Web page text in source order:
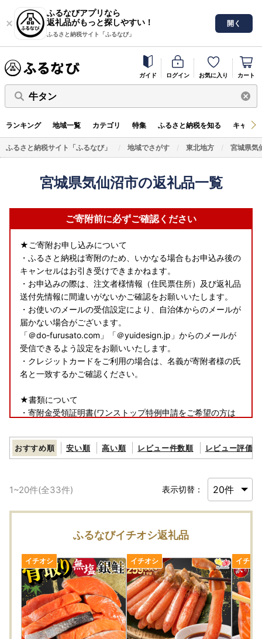
ふるなびアプリなら
返礼品がもっと探しやすい！
ふるさと納税サイト「ふるなび」
開く
ガイド ログイン お気に入り カート
牛タン
ランキング 地域一覧 カテゴリ 特集 ふるさと納税を知る キャン
ふるさと納税サイト「ふるなび」 地域でさがす 東北地方 宮城県気
宮城県気仙沼市の返礼品一覧
ご寄附前に必ずご確認ください
★ご寄附お申し込みについて
・ふるさと納税は寄附のため、いかなる場合もお申込み後の
キャンセルはお引き受けできまかねます。
・お申込みの際は、注文者様情報（住民票住所）及び返礼品
送付先情報に間違いがないかご確認をお願いいたします。
・お使いのメールの受信設定により、自治体からのメールが
届かない場合がございます。
「＠do-furusato.com」「＠yuidesign.jp」からのメールが
受信できるよう設定をお願いいたします。
・クレジットカードをご利用の場合は、名義が寄附者様の氏
名と一致するかご確認ください。
★書類について
・寄附金受領証明書(ワンストップ特例申請をご希望の方は
★返礼品について
・長期ご不在でお受取不可の期間がございましたら、必ず備
考欄に「不在:○○」とご記入ください。
・お申込内容の不備（住所誤り等）や、受取人様のご都合に
より返礼品がお届けできない場合、再送および寄附金の返金
・手配状況次第では返礼品送付先の変更ができない場合があ
ります。また転送する場合は転送料金(受取人着払い)が発生
します。
・「のし」可の返礼品を除き、のしの対応はできかねます。
・配送業者の指定はできかねます。また返礼品によって異な
ります。
・出荷日の事前案内は行っておりません。また、ご要望をい
ただいても対応できかねます。
おすすめ順 安い順 高い順 レビュー件数順 レビュー評価順
1~20件(全33件) 表示切替：
ふるなびイチオシ返礼品